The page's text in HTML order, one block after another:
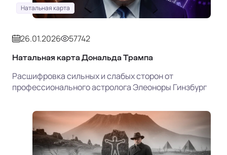
Натальная карта
26.01.2026 57742
Натальная карта Дональда Трампа
Расшифровка сильных и слабых сторон от
профессионального астролога Элеоноры Гинзбург